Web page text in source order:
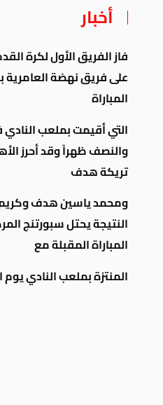
أخبار
فاز الفريق الأول لكرة
على فريق نهضة العامرية
المباراة
التي أقيمتبملعب النادي
والنصف ظهراً وقد أحرز
تريكة هدف
ومحمد ياسين هدف
النتيجة يحتل سبورتنج
المباراة المقبلة مع
المنتزة بملعب النادي يوم